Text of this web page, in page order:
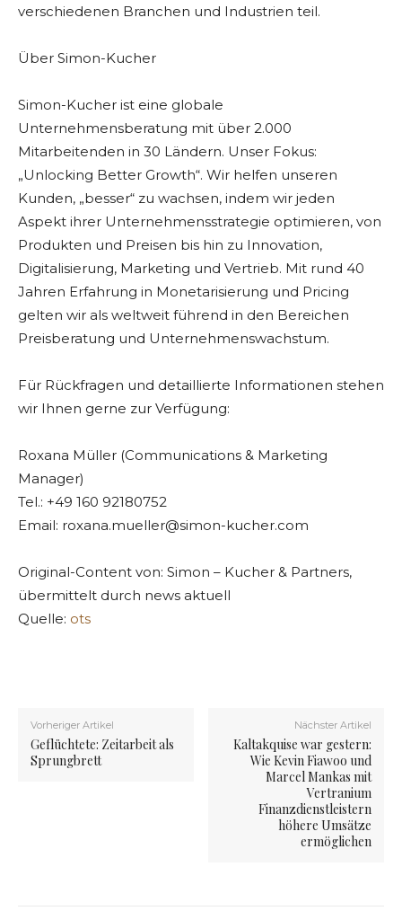
verschiedenen Branchen und Industrien teil.
Über Simon-Kucher
Simon-Kucher ist eine globale
Unternehmensberatung mit über 2.000
Mitarbeitenden in 30 Ländern. Unser Fokus:
„Unlocking Better Growth“. Wir helfen unseren
Kunden, „besser“ zu wachsen, indem wir jeden
Aspekt ihrer Unternehmensstrategie optimieren, von
Produkten und Preisen bis hin zu Innovation,
Digitalisierung, Marketing und Vertrieb. Mit rund 40
Jahren Erfahrung in Monetarisierung und Pricing
gelten wir als weltweit führend in den Bereichen
Preisberatung und Unternehmenswachstum.
Für Rückfragen und detaillierte Informationen stehen
wir Ihnen gerne zur Verfügung:
Roxana Müller (Communications & Marketing
Manager)
Tel.: +49 160 92180752
Email: roxana.mueller@simon-kucher.com
Original-Content von: Simon – Kucher & Partners,
übermittelt durch news aktuell
Quelle: ots
Vorheriger Artikel
Geflüchtete: Zeitarbeit als
Sprungbrett
Nächster Artikel
Kaltakquise war gestern:
Wie Kevin Fiawoo und
Marcel Mankas mit
Vertranium
Finanzdienstleistern
höhere Umsätze
ermöglichen